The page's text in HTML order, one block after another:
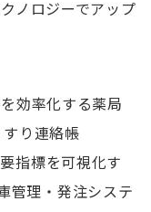
ノロジーでアップ
効率化する薬局
り連絡帳
指標を可視化す
管理・発注システ